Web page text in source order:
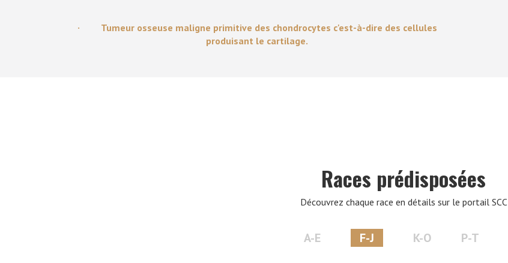
RECHERCHER UNE RACE
· Tumeur osseuse maligne primitive des chondrocytes c'est-à-dire des cellules
produisant le cartilage.
Races prédisposées
Découvrez chaque race en détails sur le portail SCC
A-E F-J K-O P-T